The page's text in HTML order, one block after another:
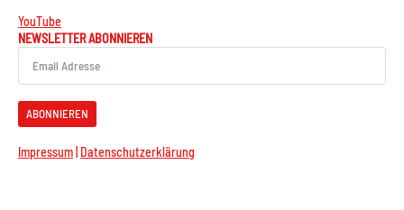
YouTube
NEWSLETTER ABONNIEREN
ABONNIEREN
Impressum Datenschutzerklärung